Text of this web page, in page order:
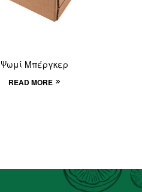
Ψωμί Μπέργκερ
READ MORE